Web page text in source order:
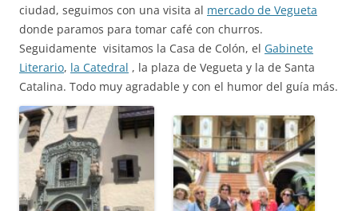
ciudad, seguimos con una visita al mercado de Vegueta
donde paramos para tomar café con churros.
Seguidamente visitamos la Casa de Colón, el Gabinete
Literario, la Catedral , la plaza de Vegueta y la de Santa
Catalina. Todo muy agradable y con el humor del guía más.